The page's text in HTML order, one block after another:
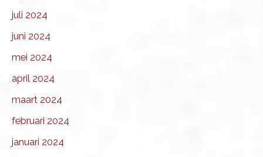
juli 2024
juni 2024
mei 2024
april 2024
maart 2024
februari 2024
januari 2024